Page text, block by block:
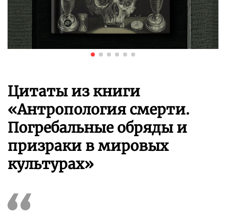
Цитаты из книги
«Антропология смерти.
Погребальные обряды и
призраки в мировых
культурах»